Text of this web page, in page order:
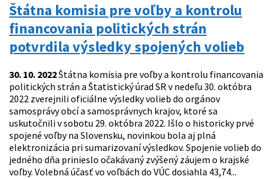
Štátna komisia pre voľby a kontrolu
financovania politických strán
potvrdila výsledky spojených volieb
30. 10. 2022Štátna komisia pre voľby a kontrolu financovania
politických strán a Štatistický úrad SR v nedeľu 30. októbra
2022 zverejnili oficiálne výsledky volieb do orgánov
samosprávy obcí a samosprávnych krajov, ktoré sa
uskutočnili v sobotu 29. októbra 2022. Išlo o historicky prvé
spojené voľby na Slovensku, novinkou bola aj plná
elektronizácia pri sumarizovaní výsledkov. Spojenie volieb do
jedného dňa prinieslo očakávaný zvýšený záujem o krajské
voľby. Volebná účasť vo voľbách do VÚC dosiahla 43,74...